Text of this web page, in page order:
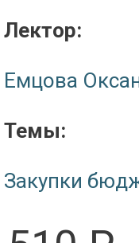
Лектор:
Емцова
Темы:
Закупки